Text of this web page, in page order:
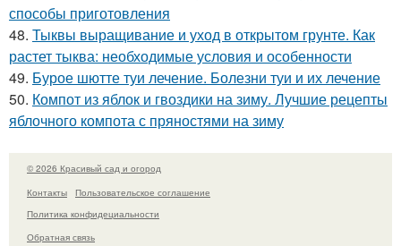
способы приготовления
48. Тыквы выращивание и уход в открытом грунте. Как
растет тыква: необходимые условия и особенности
49. Бурое шютте туи лечение. Болезни туи и их лечение
50. Компот из яблок и гвоздики на зиму. Лучшие рецепты
яблочного компота с пряностями на зиму
© 2026 Красивый сад и огород
Контакты
Пользовательское соглашение
Политика конфидециальности
Обратная связь